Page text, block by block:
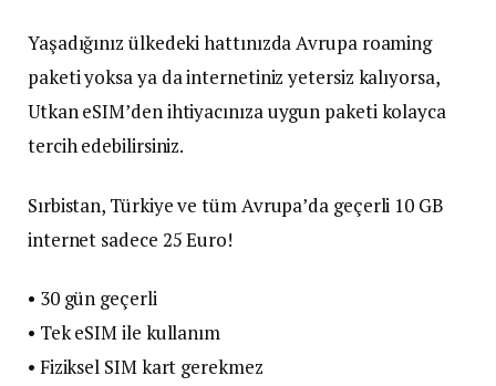
Yaşadığınız ülkedeki hattınızda Avrupa roaming
paketi yoksa ya da internetiniz yetersiz kalıyorsa,
Utkan eSIM’den ihtiyacınıza uygun paketi kolayca
tercih edebilirsiniz.
Sırbistan, Türkiye ve tüm Avrupa’da geçerli 10 GB
internet sadece 25 Euro!
• 30 gün geçerli
• Tek eSIM ile kullanım
• Fiziksel SIM kart gerekmez